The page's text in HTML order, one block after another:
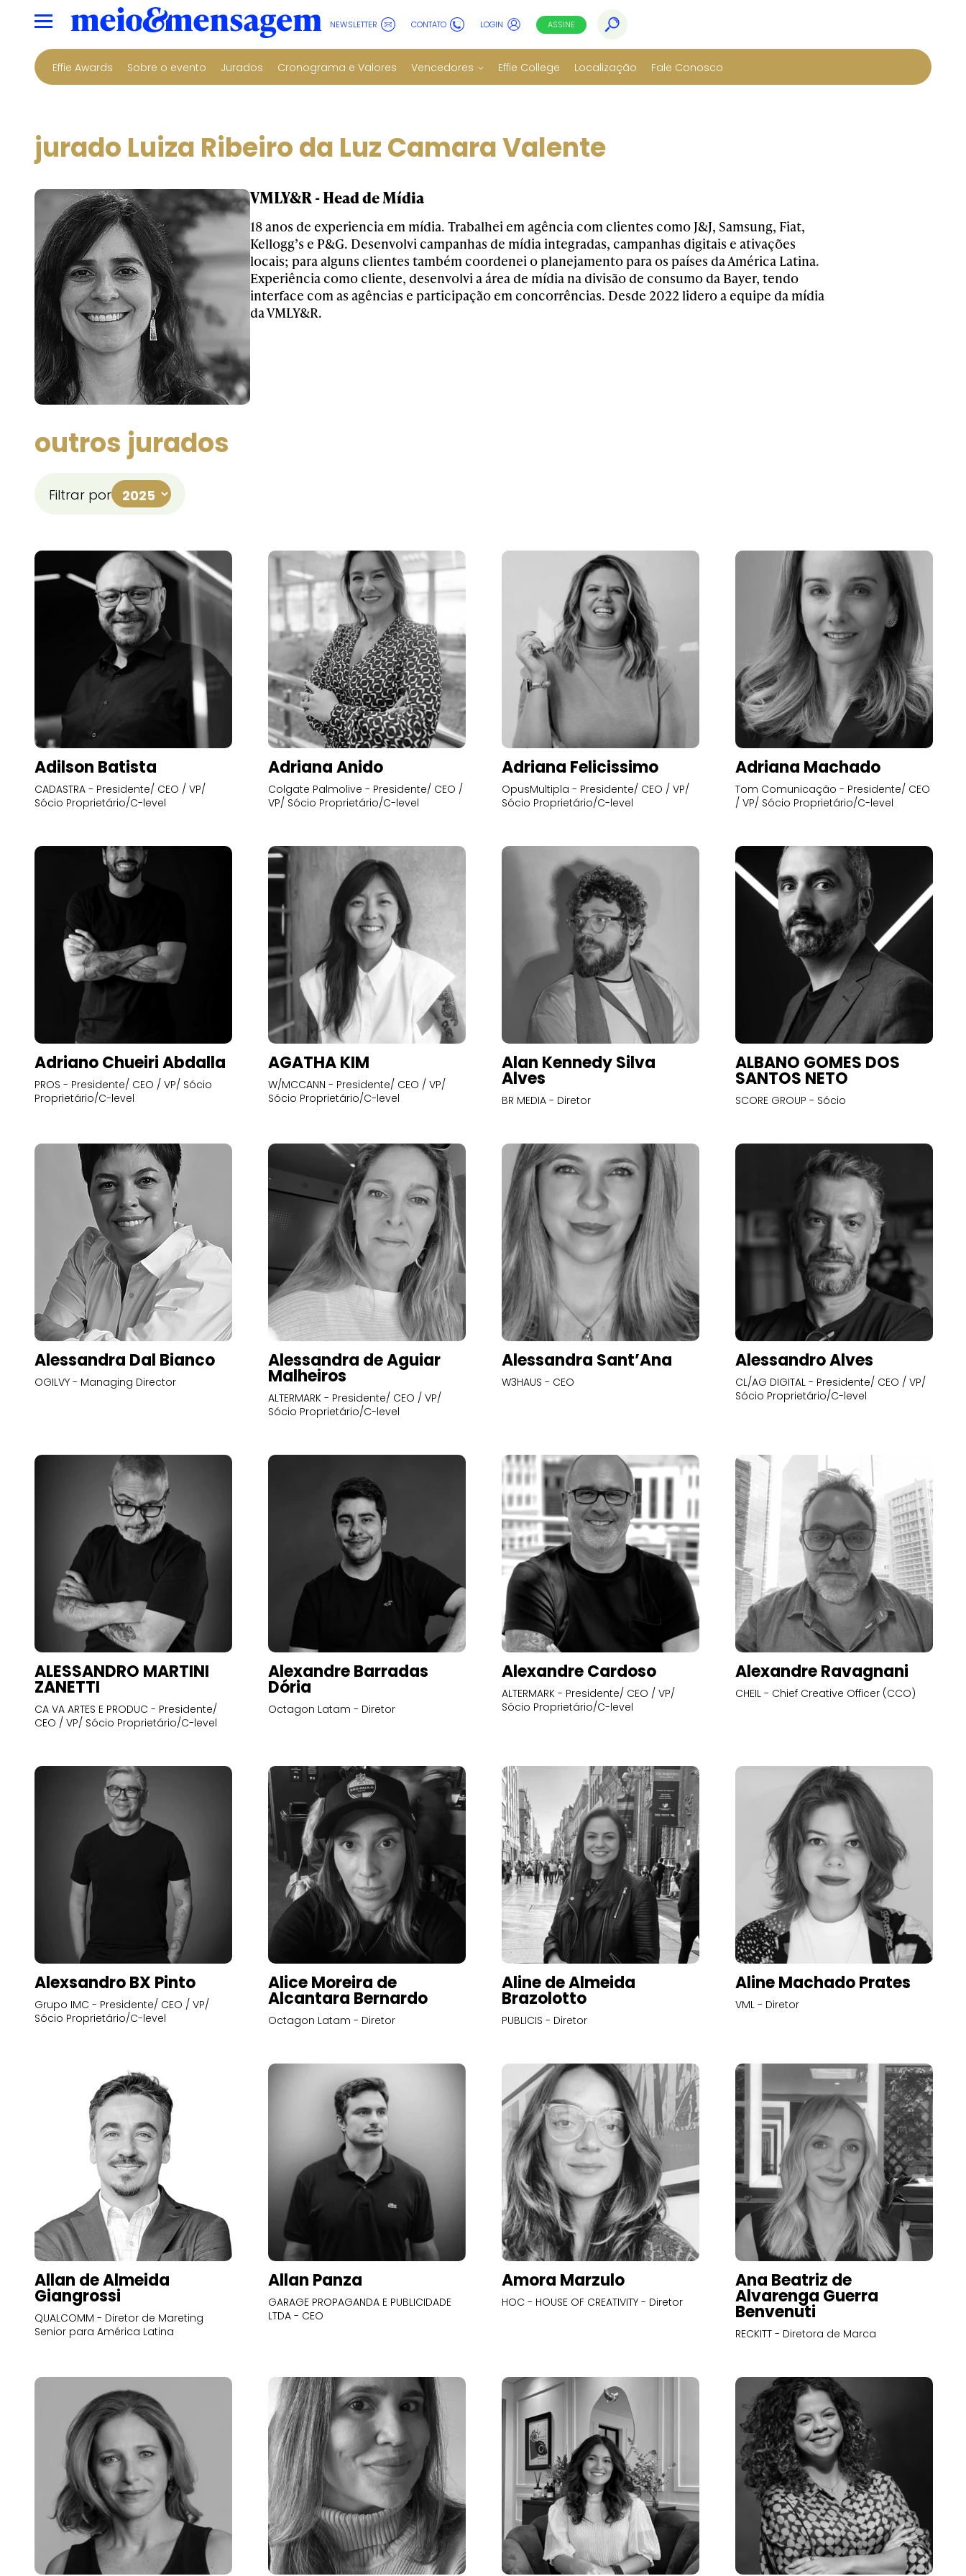
NEWSLETTER CONTATO LOGIN ASSINE
Effie Awards Sobre o evento Jurados Cronograma e Valores Vencedores Effie College Localização Fale Conosco
jurado Luiza Ribeiro da Luz Camara Valente
VMLY&R - Head de Mídia
18 anos de experiencia em mídia. Trabalhei em agência com clientes como J&J, Samsung, Fiat,
Kellogg’s e P&G. Desenvolvi campanhas de mídia integradas, campanhas digitais e ativações
locais; para alguns clientes também coordenei o planejamento para os países da América Latina.
Experiência como cliente, desenvolvi a área de mídia na divisão de consumo da Bayer, tendo
interface com as agências e participação em concorrências. Desde 2022 lidero a equipe da mídia
da VMLY&R.
outros jurados
Filtrar por
Adilson Batista
CADASTRA - Presidente/ CEO / VP/
Sócio Proprietário/C-level
Adriana Anido
Colgate Palmolive - Presidente/ CEO /
VP/ Sócio Proprietário/C-level
Adriana Felicissimo
OpusMultipla - Presidente/ CEO / VP/
Sócio Proprietário/C-level
Adriana Machado
Tom Comunicação - Presidente/ CEO
/ VP/ Sócio Proprietário/C-level
Adriano Chueiri Abdalla
PROS - Presidente/ CEO / VP/ Sócio
Proprietário/C-level
AGATHA KIM
W/MCCANN - Presidente/ CEO / VP/
Sócio Proprietário/C-level
Alan Kennedy Silva
Alves
BR MEDIA - Diretor
ALBANO GOMES DOS
SANTOS NETO
SCORE GROUP - Sócio
Alessandra Dal Bianco
OGILVY - Managing Director
Alessandra de Aguiar
Malheiros
ALTERMARK - Presidente/ CEO / VP/
Sócio Proprietário/C-level
Alessandra Sant’Ana
W3HAUS - CEO
Alessandro Alves
CL/AG DIGITAL - Presidente/ CEO / VP/
Sócio Proprietário/C-level
ALESSANDRO MARTINI
ZANETTI
CA VA ARTES E PRODUC - Presidente/
CEO / VP/ Sócio Proprietário/C-level
Alexandre Barradas
Dória
Octagon Latam - Diretor
Alexandre Cardoso
ALTERMARK - Presidente/ CEO / VP/
Sócio Proprietário/C-level
Alexandre Ravagnani
CHEIL - Chief Creative Officer (CCO)
Alexsandro BX Pinto
Grupo IMC - Presidente/ CEO / VP/
Sócio Proprietário/C-level
Alice Moreira de
Alcantara Bernardo
Octagon Latam - Diretor
Aline de Almeida
Brazolotto
PUBLICIS - Diretor
Aline Machado Prates
VML - Diretor
Allan de Almeida
Giangrossi
QUALCOMM - Diretor de Mareting
Senior para América Latina
Allan Panza
GARAGE PROPAGANDA E PUBLICIDADE
LTDA - CEO
Amora Marzulo
HOC - HOUSE OF CREATIVITY - Diretor
Ana Beatriz de
Alvarenga Guerra
Benvenuti
RECKITT - Diretora de Marca